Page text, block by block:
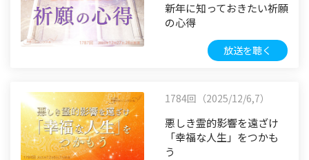
新年に知っておきたい祈願
の心得
放送を聴く
1784回（2025/12/6,7）
悪しき霊的影響を遠ざけ
「幸福な人生」をつかも
う